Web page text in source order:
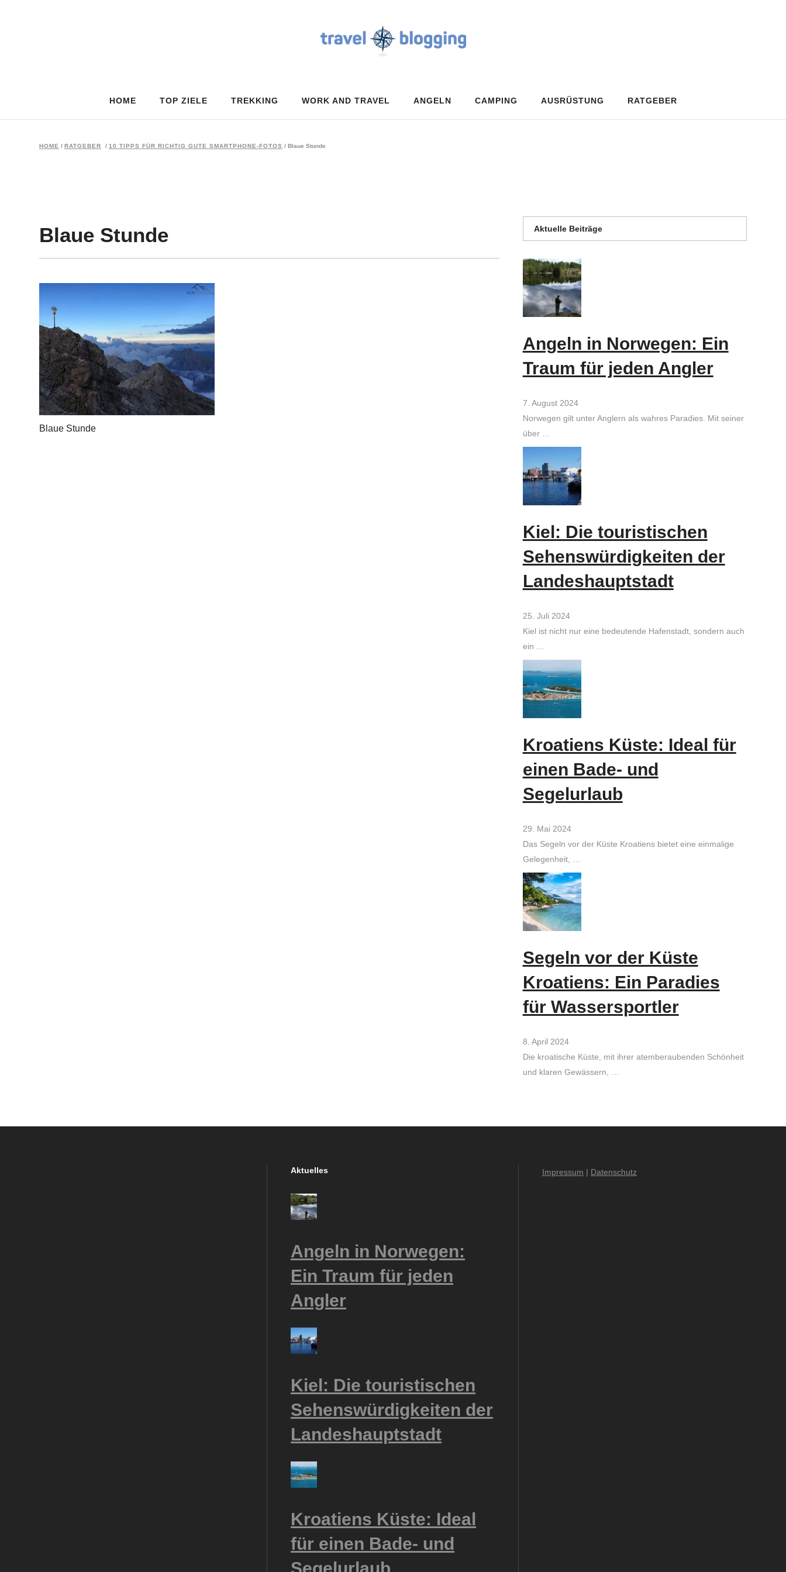
HOME TOP ZIELE TREKKING WORK AND TRAVEL ANGELN CAMPING AUSRÜSTUNG RATGEBER
HOME / RATGEBER / 10 TIPPS FÜR RICHTIG GUTE SMARTPHONE-FOTOS / Blaue Stunde
Blaue Stunde
Blaue Stunde
Aktuelle Beiträge
Angeln in Norwegen: Ein
Traum für jeden Angler
7. August 2024
Norwegen gilt unter Anglern als wahres Paradies. Mit seiner
über …
Kiel: Die touristischen
Sehenswürdigkeiten der
Landeshauptstadt
25. Juli 2024
Kiel ist nicht nur eine bedeutende Hafenstadt, sondern auch
ein …
Kroatiens Küste: Ideal für
einen Bade- und
Segelurlaub
29. Mai 2024
Das Segeln vor der Küste Kroatiens bietet eine einmalige
Gelegenheit, …
Segeln vor der Küste
Kroatiens: Ein Paradies
für Wassersportler
8. April 2024
Die kroatische Küste, mit ihrer atemberaubenden Schönheit
und klaren Gewässern, …
Aktuelles
Angeln in Norwegen:
Ein Traum für jeden
Angler
Kiel: Die touristischen
Sehenswürdigkeiten der
Landeshauptstadt
Kroatiens Küste: Ideal
für einen Bade- und
Impressum | Datenschutz